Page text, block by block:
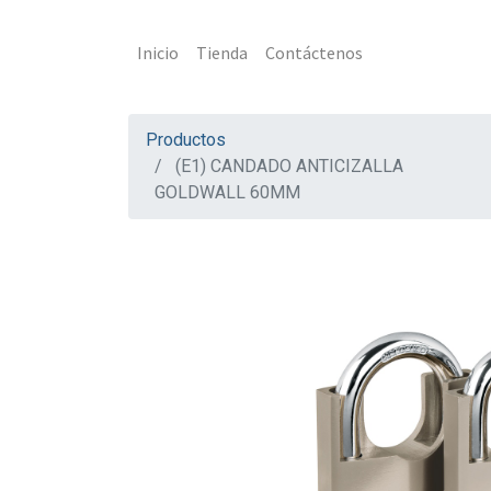
Inicio Tienda Contáctenos
Productos
(E1) CANDADO ANTICIZALLA
GOLDWALL 60MM